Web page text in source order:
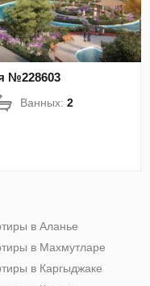
№228603
Ванных:2
в Аланье
в Махмутларе
в Каргыджаке